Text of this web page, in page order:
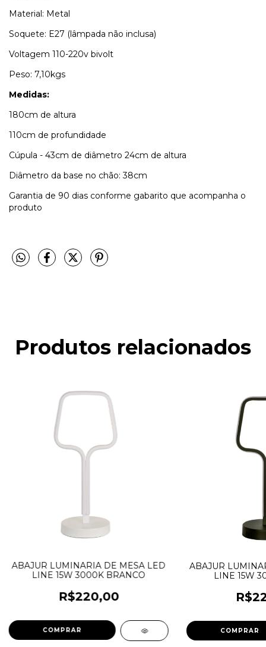
Material: Metal
Soquete: E27 (lâmpada não inclusa)
Voltagem 110-220v bivolt
Peso: 7,10kgs
Medidas:
180cm de altura
110cm de profundidade
Cúpula - 43cm de diâmetro 24cm de altura
Diâmetro da base no chão: 38cm
Garantia de 90 dias conforme gabarito que acompanha o
produto
Produtos relacionados
ABAJUR LUMINARIA DE MESA LED
LINE 15W 3000K BRANCO
R$220,00
ABAJUR
LINE 15W